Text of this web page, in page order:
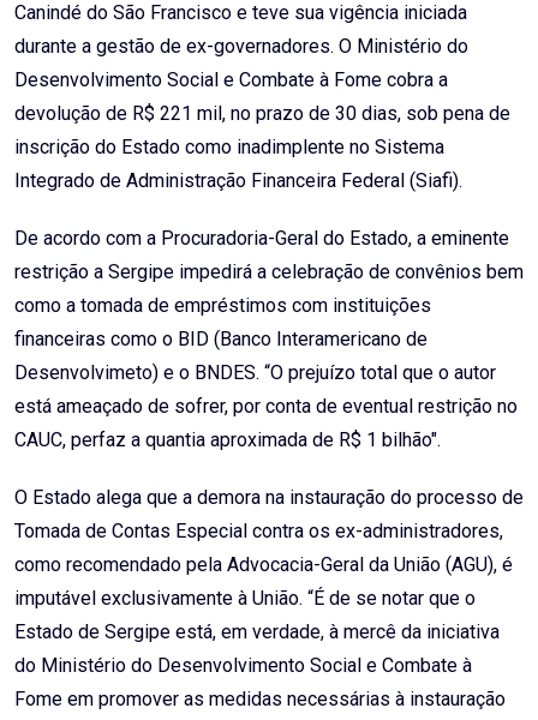
Canindé do São Francisco e teve sua vigência iniciada
durante a gestão de ex-governadores. O Ministério do
Desenvolvimento Social e Combate à Fome cobra a
devolução de R$ 221 mil, no prazo de 30 dias, sob pena de
inscrição do Estado como inadimplente no Sistema
Integrado de Administração Financeira Federal (Siafi).
De acordo com a Procuradoria-Geral do Estado, a eminente
restrição a Sergipe impedirá a celebração de convênios bem
como a tomada de empréstimos com instituições
financeiras como o BID (Banco Interamericano de
Desenvolvimeto) e o BNDES. “O prejuízo total que o autor
está ameaçado de sofrer, por conta de eventual restrição no
CAUC, perfaz a quantia aproximada de R$ 1 bilhão".
O Estado alega que a demora na instauração do processo de
Tomada de Contas Especial contra os ex-administradores,
como recomendado pela Advocacia-Geral da União (AGU), é
imputável exclusivamente à União. “É de se notar que o
Estado de Sergipe está, em verdade, à mercê da iniciativa
do Ministério do Desenvolvimento Social e Combate à
Fome em promover as medidas necessárias à instauração